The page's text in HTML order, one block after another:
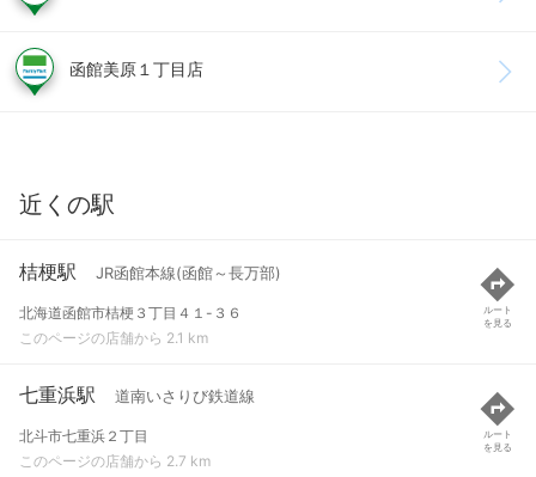
函館美原１丁目店
近くの駅
桔梗駅 JR函館本線(函館～長万部)
北海道函館市桔梗３丁目４１-３６
このページの店舗から 2.1 km
ルート
を見る
七重浜駅 道南いさりび鉄道線
北斗市七重浜２丁目
このページの店舗から 2.7 km
ルート
を見る